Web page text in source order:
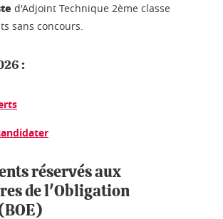
d'Adjoint Technique 2ème classe
sans concours.
:
réservés aux
de l'Obligation